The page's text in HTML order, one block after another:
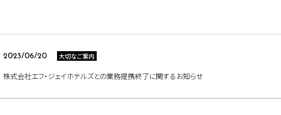
2023/06/20 大切なご案内
株式会社エフ・ジェイホテルズとの業務提携終了に関するお知らせ